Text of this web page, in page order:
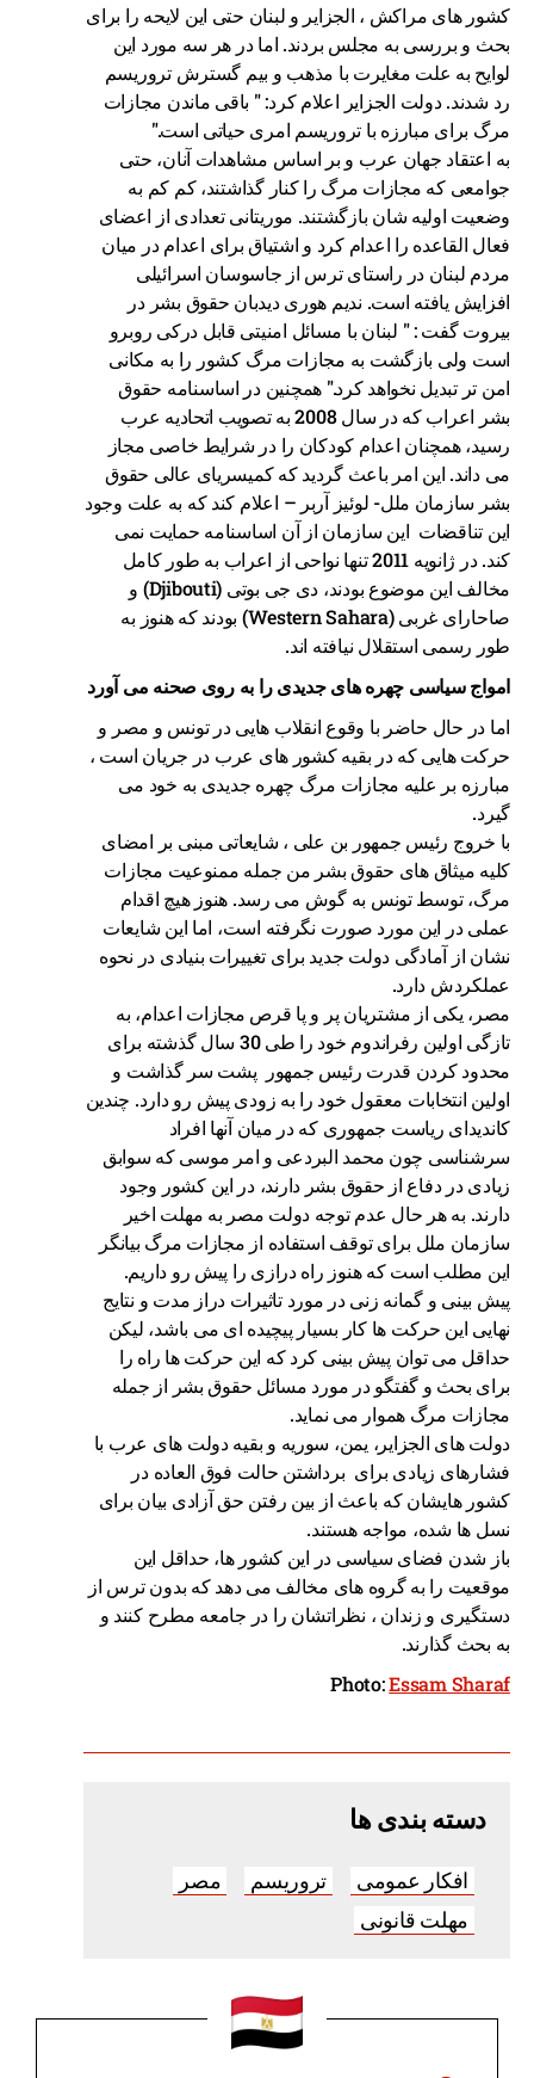
کشور های مراکش ، الجزایر و لبنان حتی این لایحه را برای
بحث و بررسی به مجلس بردند. اما در هر سه مورد این
لوایح به علت مغایرت با مذهب و بیم گسترش تروریسم
رد شدند. دولت الجزایر اعلام کرد: " باقی ماندن مجازات
مرگ برای مبارزه با تروریسم امری حیاتی است."
به اعتقاد جهان عرب و بر اساس مشاهدات آنان، حتی
جوامعی که مجازات مرگ را کنار گذاشتند، کم کم به
وضعیت اولیه شان بازگشتند. موریتانی تعدادی از اعضای
فعال القاعده را اعدام کرد و اشتیاق برای اعدام در میان
مردم لبنان در راستای ترس از جاسوسان اسرائیلی
افزایش یافته است. ندیم هوری دیدبان حقوق بشر در
بیروت گفت : " لبنان با مسائل امنیتی قابل درکی روبرو
است ولی بازگشت به مجازات مرگ کشور را به مکانی
امن تر تبدیل نخواهد کرد." همچنین در اساسنامه حقوق
بشر اعراب که در سال 2008 به تصویب اتحادیه عرب
رسید، همچنان اعدام کودکان را در شرایط خاصی مجاز
می داند. این امر باعث گردید که کمیسریای عالی حقوق
بشر سازمان ملل- لوئیز آربر – اعلام کند که به علت وجود
این تناقضات این سازمان از آن اساسنامه حمایت نمی
کند. در ژانویه 2011 تنها نواحی از اعراب به طور کامل
مخالف این موضوع بودند، دی جی بوتی (Djibouti) و
صاحارای غربی (Western Sahara) بودند که هنوز به
طور رسمی استقلال نیافته اند.
امواج سیاسی چهره های جدیدی را به روی صحنه می آورد
اما در حال حاضر با وقوع انقلاب هایی در تونس و مصر و
حرکت هایی که در بقیه کشور های عرب در جریان است ،
مبارزه بر علیه مجازات مرگ چهره جدیدی به خود می
گیرد.
با خروج رئیس جمهور بن علی ، شایعاتی مبنی بر امضای
کلیه میثاق های حقوق بشر من جمله ممنوعیت مجازات
مرگ، توسط تونس به گوش می رسد. هنوز هیچ اقدام
عملی در این مورد صورت نگرفته است، اما این شایعات
نشان از آمادگی دولت جدید برای تغییرات بنیادی در نحوه
عملکردش دارد.
مصر، یکی از مشتریان پر و پا قرص مجازات اعدام، به
تازگی اولین رفراندوم خود را طی 30 سال گذشته برای
محدود کردن قدرت رئیس جمهور پشت سر گذاشت و
اولین انتخابات معقول خود را به زودی پیش رو دارد. چندین
کاندیدای ریاست جمهوری که در میان آنها افراد
سرشناسی چون محمد البردعی و امر موسی که سوابق
زیادی در دفاع از حقوق بشر دارند، در این کشور وجود
دارند. به هر حال عدم توجه دولت مصر به مهلت اخیر
سازمان ملل برای توقف استفاده از مجازات مرگ بیانگر
این مطلب است که هنوز راه درازی را پیش رو داریم.
پیش بینی و گمانه زنی در مورد تاثیرات دراز مدت و نتایج
نهایی این حرکت ها کار بسیار پیچیده ای می باشد، لیکن
حداقل می توان پیش بینی کرد که این حرکت ها راه را
برای بحث و گفتگو در مورد مسائل حقوق بشر از جمله
مجازات مرگ هموار می نماید.
دولت های الجزایر، یمن، سوریه و بقیه دولت های عرب با
فشارهای زیادی برای برداشتن حالت فوق العاده در
کشور هایشان که باعث از بین رفتن حق آزادی بیان برای
نسل ها شده، مواجه هستند.
باز شدن فضای سیاسی در این کشور ها، حداقل این
موقعیت را به گروه های مخالف می دهد که بدون ترس از
دستگیری و زندان ، نظراتشان را در جامعه مطرح کنند و
به بحث گذارند.
Photo:Essam Sharaf
دسته بندی ها
افکار عمومی تروریسم
مصر
مهلت قانونی